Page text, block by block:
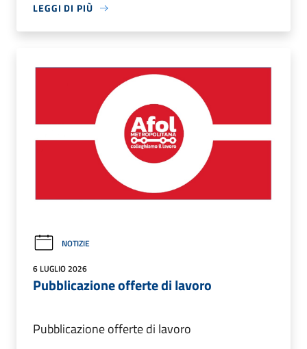
LEGGI DI PIÙ
NOTIZIE
6 LUGLIO 2026
Pubblicazione offerte di lavoro
Pubblicazione offerte di lavoro